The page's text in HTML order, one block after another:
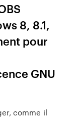
8, 8.1,
pour
GNU
comme il